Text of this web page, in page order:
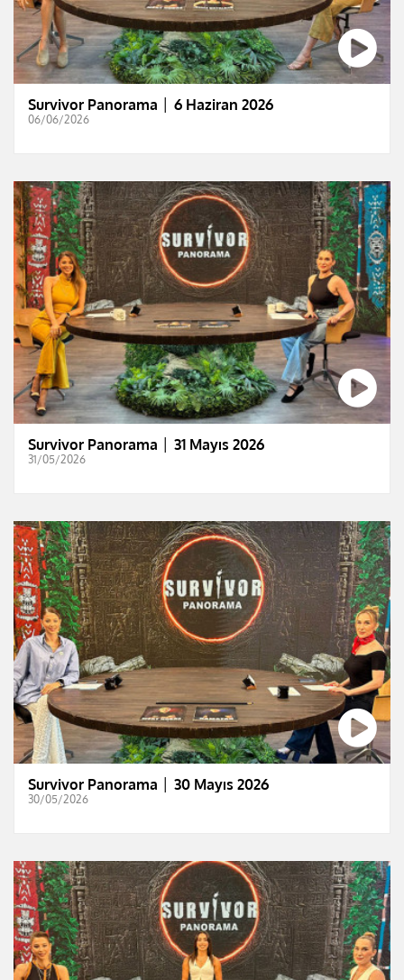
Survivor Panorama │ 6 Haziran 2026
06/06/2026
Survivor Panorama │ 31 Mayıs 2026
31/05/2026
Survivor Panorama │ 30 Mayıs 2026
30/05/2026